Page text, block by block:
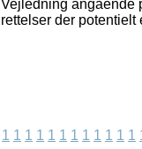
Vejledning angående
rettelser der
1 1 1 1 1 1 1 1 1 1 1 1